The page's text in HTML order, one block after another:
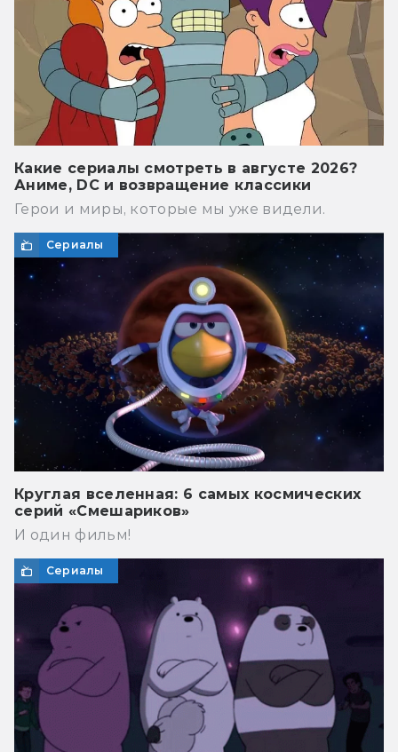
Какие сериалы смотреть в августе 2026?
Аниме, DC и возвращение классики
Герои и миры, которые мы уже видели.
Сериалы
Круглая вселенная: 6 самых космических
серий «Смешариков»
И один фильм!
Сериалы